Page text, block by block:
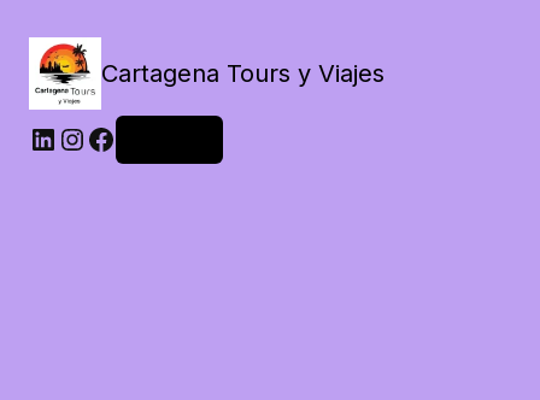
Cartagena Tours y Viajes
LinkedIn
Instagram
Facebook